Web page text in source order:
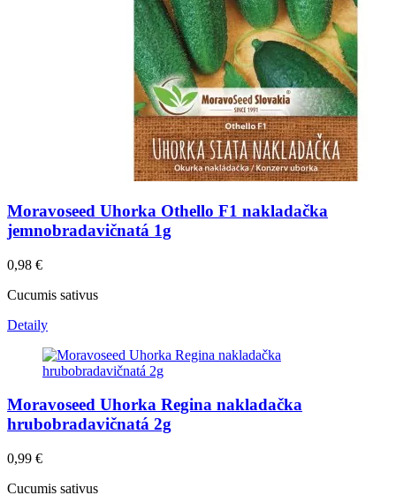
Moravoseed Uhorka Othello F1 nakladačka
jemnobradavičnatá 1g
0,98 €
Cucumis sativus
Detaily
Moravoseed Uhorka Regina nakladačka
hrubobradavičnatá 2g
0,99 €
Cucumis sativus